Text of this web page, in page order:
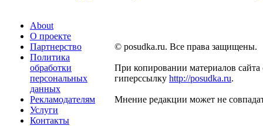
About
О проекте
Партнерство
Политика
обработки
персональных
данных
Рекламодателям
Услуги
Контакты
© posudka.ru. Все права защищены.
При копировании материалов сайта
гиперссылку http://posudka.ru.
Мнение редакции может не